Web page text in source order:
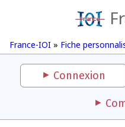
France-IOI » Fiche
Connexion